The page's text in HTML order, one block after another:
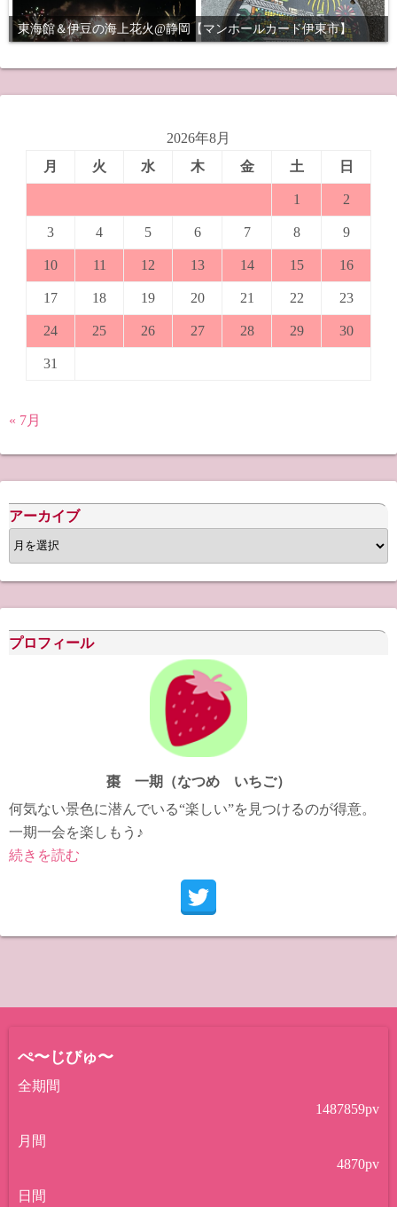
東海館＆伊豆の海上花火@静岡【マンホールカード伊東市】
2026年8月
月
火 水 木 金 土 日
1 2
3 4 5 6 7 8 9
10 11 12 13 14 15 16
17 18 19 20 21 22 23
24 25 26 27 28 29 30
31
« 7月
アーカイブ
ア
ー
カ
イ
ブ
プロフィール
棗 一期（なつめ いちご）
何気ない景色に潜んでいる“楽しい”を見つけるのが得意。
一期一会を楽しもう♪
続きを読む
ぺ〜じびゅ〜
全期間
1487859pv
月間
4870pv
日間